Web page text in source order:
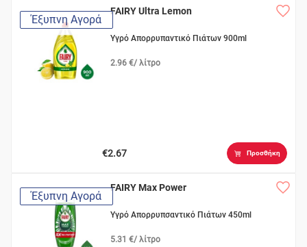
Έξυπνη Αγορά
FAIRY Ultra Lemon
Υγρό Απορρυπαντικό Πιάτων 900ml
2.96 €/ λίτρο
€2.67 Προσθήκη
Έξυπνη Αγορά
FAIRY Max Power
Υγρό Απορρυπσαντικό Πιάτων 450ml
5.31 €/ λίτρο